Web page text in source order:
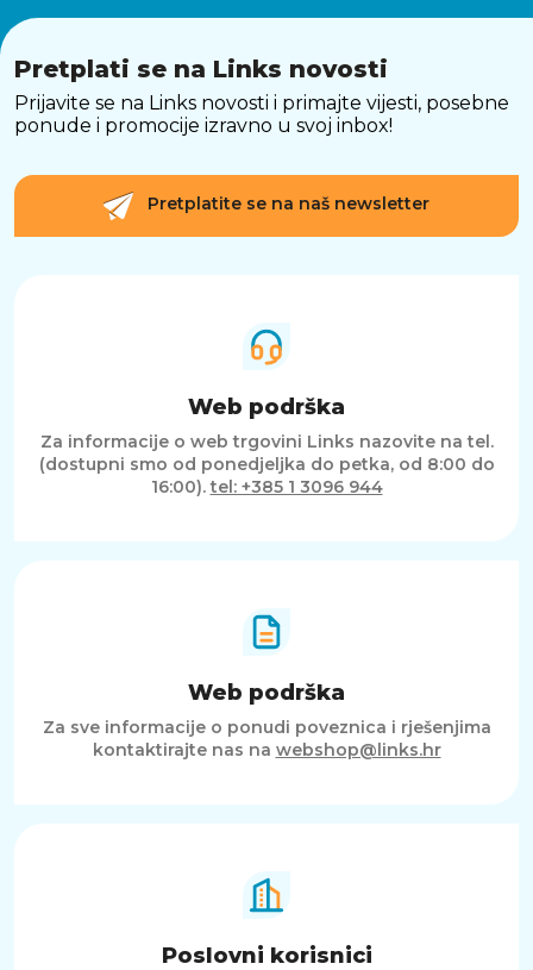
Pretplati se na Links novosti
Prijavite se na Links novosti i primajte vijesti, posebne
ponude i promocije izravno u svoj inbox!
Pretplatite se na naš newsletter
Web podrška
Za informacije o web trgovini Links nazovite na tel.
(dostupni smo od ponedjeljka do petka, od 8:00 do
16:00).tel: +385 1 3096 944
Web podrška
Za sve informacije o ponudi poveznica i rješenjima
kontaktirajte nas na webshop@links.hr
Poslovni korisnici